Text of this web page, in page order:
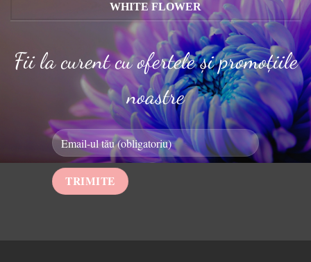
WHITE FLOWER
Fii la curent cu ofertele și promoțiile
noastre